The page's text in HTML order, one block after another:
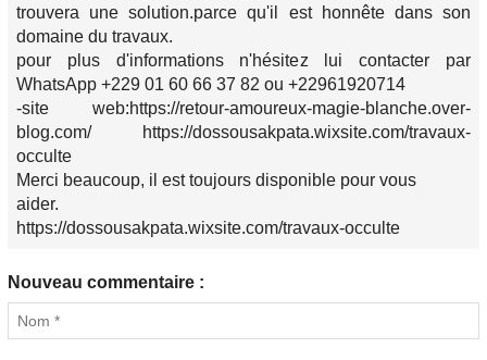
trouvera une solution.parce qu'il est honnête dans son
domaine du travaux.
pour plus d'informations n'hésitez lui contacter par
WhatsApp +229 01 60 66 37 82 ou +22961920714
-site web:https://retour-amoureux-magie-blanche.over-
blog.com/ https://dossousakpata.wixsite.com/travaux-
occulte
Merci beaucoup, il est toujours disponible pour vous
aider.
https://dossousakpata.wixsite.com/travaux-occulte
Nouveau commentaire :